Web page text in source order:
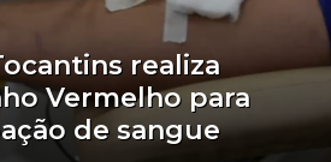
realiza
Vermelho para
de sangue